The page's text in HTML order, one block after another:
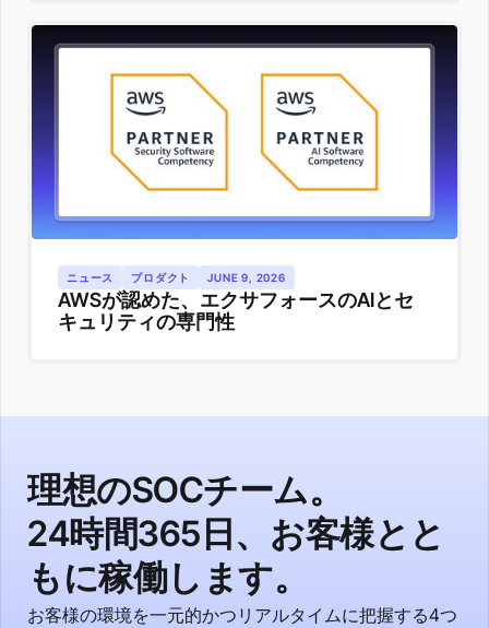
ニュース プロダクト JUNE 9, 2026
AWSが認めた、エクサフォースのAIとセ
キュリティの専門性
理想のSOCチーム。
24時間365日、お客様とと
もに稼働します。
お客様の環境を一元的かつリアルタイムに把握する4つ